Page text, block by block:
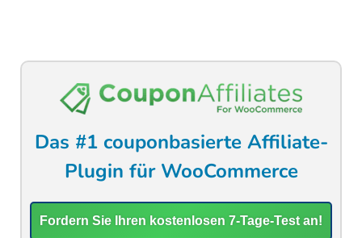
Das #1 couponbasierte Affiliate-
Plugin für WooCommerce
Fordern Sie Ihren kostenlosen 7-Tage-Test an!